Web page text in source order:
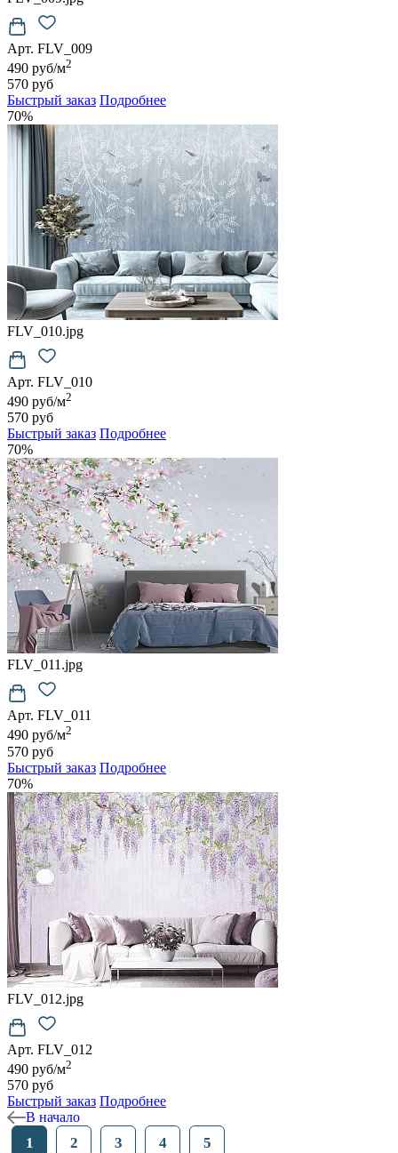
Арт. FLV_009
490 руб/м2
570 руб
Быстрый заказ Подробнее
70%
FLV_010.jpg
Арт. FLV_010
490 руб/м2
570 руб
Быстрый заказ Подробнее
70%
FLV_011.jpg
Арт. FLV_011
490 руб/м2
570 руб
Быстрый заказ Подробнее
70%
FLV_012.jpg
Арт. FLV_012
490 руб/м2
570 руб
Быстрый заказ Подробнее
В начало
1 2 3 4 5